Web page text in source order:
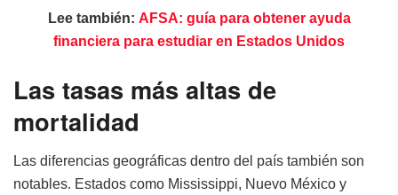
Lee también: AFSA: guía para obtener ayuda
financiera para estudiar en Estados Unidos
Las tasas más altas de
mortalidad
Las diferencias geográficas dentro del país también son
notables. Estados como Mississippi, Nuevo México y